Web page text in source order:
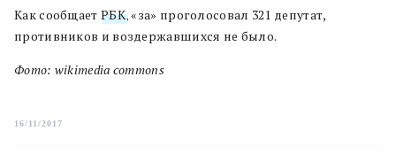
Как сообщает РБК, «за» проголосовал 321 депутат,
противников и воздержавшихся не было.
Фото: wikimedia commons
16/11/2017